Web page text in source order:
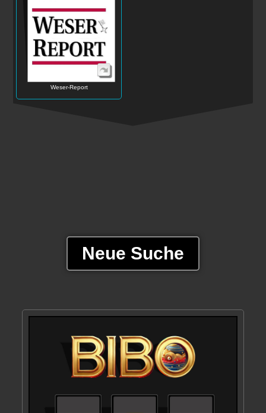
Weser-Report
Neue Suche